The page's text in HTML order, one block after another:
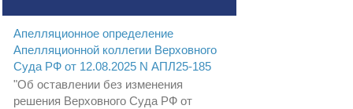
Апелляционное определение
Апелляционной коллегии Верховного
Суда РФ от 12.08.2025 N АПЛ25-185
"Об оставлении без изменения
решения Верховного Суда РФ от